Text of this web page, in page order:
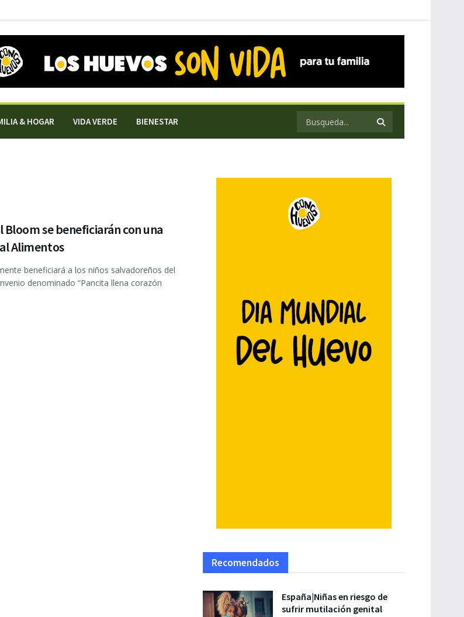
& HOGAR VIDA VERDE BIENESTAR
se beneficiarán con una
Alimentos
beneficiará a los niños salvadoreños del
denominado “Pancita llena corazón
Recomendados
España|Niñas en riesgo de
sufrir mutilación genital